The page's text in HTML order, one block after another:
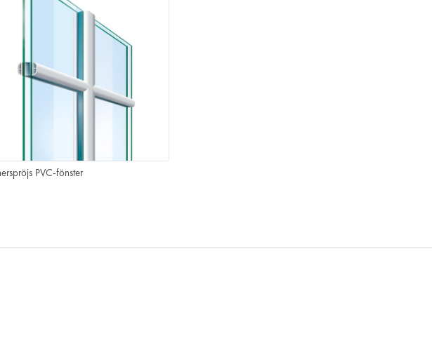
PVC-fönster